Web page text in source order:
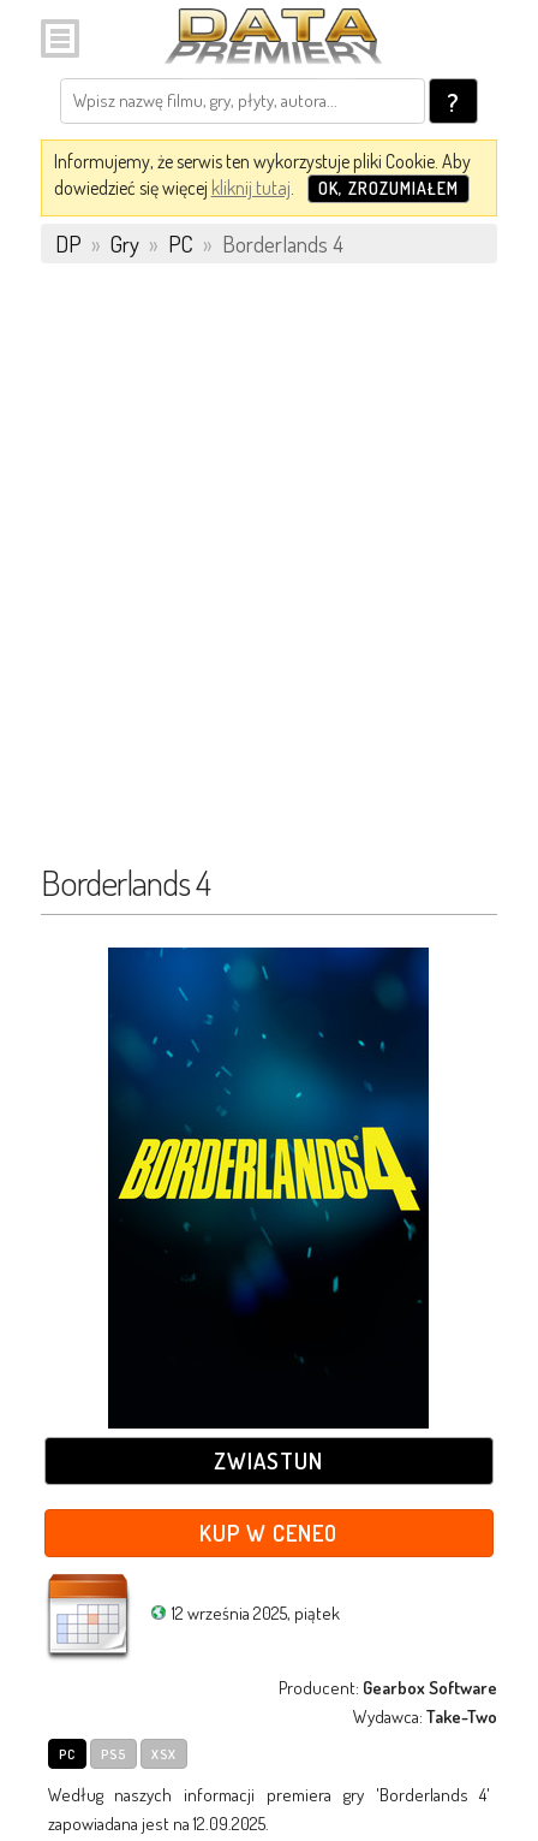
?
Informujemy, że serwis ten wykorzystuje pliki Cookie. Aby
dowiedzieć się więcej kliknij tutaj. OK, ZROZUMIAŁEM
DP » Gry » PC » Borderlands 4
Borderlands 4
ZWIASTUN
KUP W CENEO
12 września 2025, piątek
Producent: Gearbox Software
Wydawca:Take-Two
PC PS5 XSX
Według naszych informacji premiera gry 'Borderlands 4'
zapowiadana jest na 12.09.2025.